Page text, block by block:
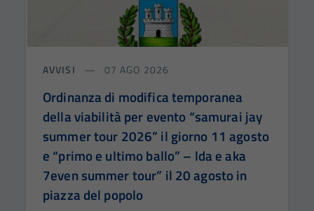
AVVISI 07 AGO 2026
Ordinanza di modifica temporanea
della viabilità per evento “samurai jay
summer tour 2026” il giorno 11 agosto
e “primo e ultimo ballo” – lda e aka
7even summer tour” il 20 agosto in
piazza del popolo